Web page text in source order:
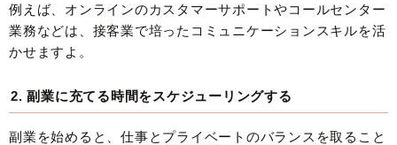
例えば、オンラインのカスタマーサポートやコールセンター
業務などは、接客業で培ったコミュニケーションスキルを活
かせますよ。
2. 副業に充てる時間をスケジューリングする
副業を始めると、仕事とプライベートのバランスを取ること